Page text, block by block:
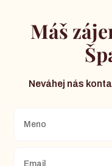
Máš
Neváhej nás